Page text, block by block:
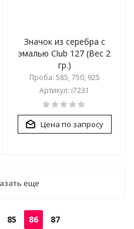
Значок из серебра с
эмалью Club 127 (Вес 2
гр.)
Проба: 585, 750, 925
Артикул: i7231
Цена по запросу
еще
85 86 87